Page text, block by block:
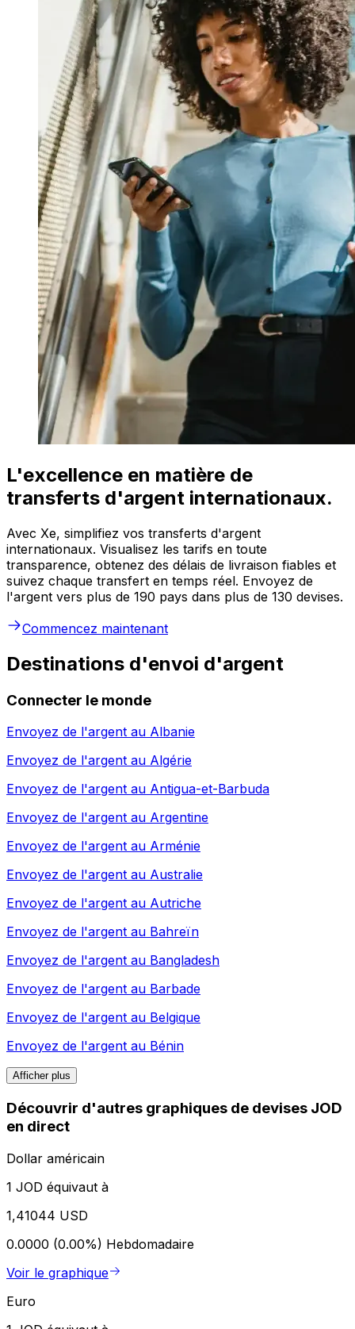
L'excellence en matière de
transferts d'argent internationaux.
Avec Xe, simplifiez vos transferts d'argent
internationaux. Visualisez les tarifs en toute
transparence, obtenez des délais de livraison fiables et
suivez chaque transfert en temps réel. Envoyez de
l'argent vers plus de 190 pays dans plus de 130 devises.
Commencez maintenant
Destinations d'envoi d'argent
Connecter le monde
Envoyez de l'argent au Albanie
Envoyez de l'argent au Algérie
Envoyez de l'argent au Antigua-et-Barbuda
Envoyez de l'argent au Argentine
Envoyez de l'argent au Arménie
Envoyez de l'argent au Australie
Envoyez de l'argent au Autriche
Envoyez de l'argent au Bahreïn
Envoyez de l'argent au Bangladesh
Envoyez de l'argent au Barbade
Envoyez de l'argent au Belgique
Envoyez de l'argent au Bénin
Afficher plus
Découvrir d'autres graphiques de devises JOD
en direct
Dollar américain
1 JOD équivaut à
1,41044 USD
0.0000 (0.00%) Hebdomadaire
Voir le graphique
Euro